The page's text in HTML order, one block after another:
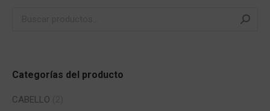
Categorías del producto
CABELLO